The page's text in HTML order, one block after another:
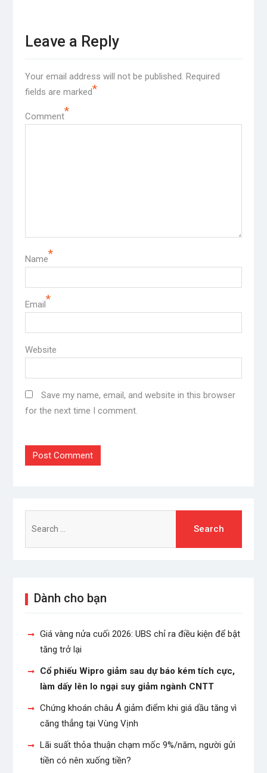
Leave a Reply
Your email address will not be published. Required
fields are marked*
Comment*
Name*
Email*
Website
Save my name, email, and website in this browser
for the next time I comment.
for:
Dành cho bạn
Giá vàng nửa cuối 2026: UBS chỉ ra điều kiện để bật
tăng trở lại
Cổ phiếu Wipro giảm sau dự báo kém tích cực,
làm dấy lên lo ngại suy giảm ngành CNTT
Chứng khoán châu Á giảm điểm khi giá dầu tăng vì
căng thẳng tại Vùng Vịnh
Lãi suất thỏa thuận chạm mốc 9%/năm, người gửi
tiền có nên xuống tiền?